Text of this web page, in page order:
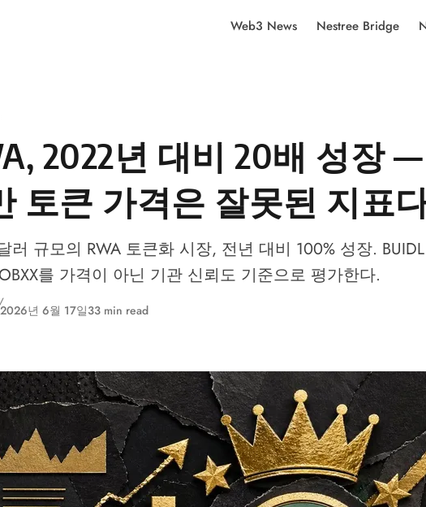
Web3 News Nestree Bridge
2022년 대비 20배 성장
토큰 가격은 잘못된 지표
러 규모의 RWA 토큰화 시장, 전년 대비 100% 성장.
를 가격이 아닌 기관 신뢰도 기준으로 평가한다.
2026년 6월 17일33 min read